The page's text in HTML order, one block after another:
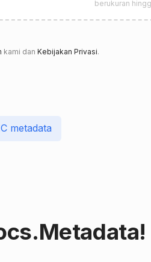
berukuran
kami dan Kebijakan Privasi.
metadata